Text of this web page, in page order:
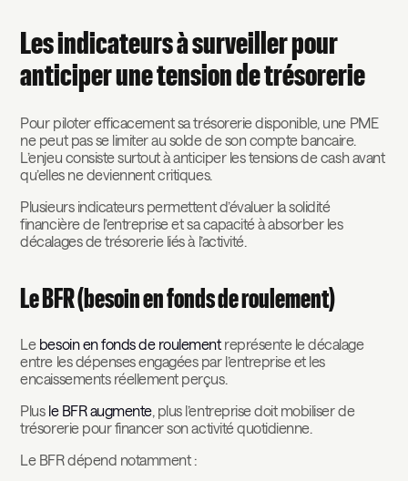
Les indicateurs à surveiller pour
anticiper une tension de trésorerie
Pour piloter efficacement sa trésorerie disponible, une PME
ne peut pas se limiter au solde de son compte bancaire.
L’enjeu consiste surtout à anticiper les tensions de cash avant
qu’elles ne deviennent critiques.
Plusieurs indicateurs permettent d’évaluer la solidité
financière de l’entreprise et sa capacité à absorber les
décalages de trésorerie liés à l’activité.
Le BFR (besoin en fonds de roulement)
Le besoin en fonds de roulementreprésente le décalage
entre les dépenses engagées par l’entreprise et les
encaissements réellement perçus.
Plus le BFR augmente, plus l’entreprise doit mobiliser de
trésorerie pour financer son activité quotidienne.
Le BFR dépend notamment :